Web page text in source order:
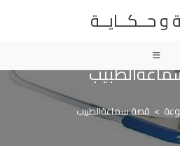
حــكــايــة
> قصة سماعةالطبيب